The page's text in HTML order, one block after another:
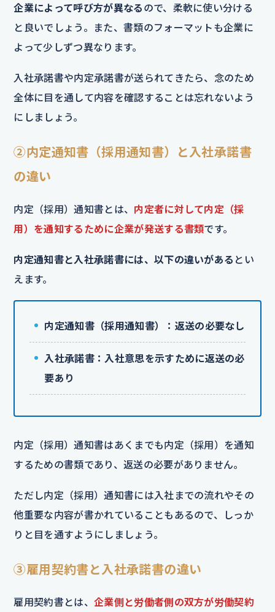
企業によって呼び方が異なる ので、柔軟に使い分ける
と良いでしょう。また、書類のフォーマットも企業に
よって少しずつ異なります。
入社承諾書や内定承諾書が送られてきたら、念のため
全体に目を通して内容を確認することは忘れないよう
にしましょう。
②内定通知書（採用通知書）と入社承諾書
の違い
内定（採用）通知書とは、 内定者に対して内定（採
用）を通知するために企業が発送する書類です。
内定通知書と入社承諾書には、以下の違いがある とい
えます。
内定通知書（採用通知書）：返送の必要なし
入社承諾書：入社意思を示すために返送の必
要あり
内定（採用）通知書はあくまでも内定（採用）を通知
するための書類であり、返送の必要がありません。
ただし内定（採用）通知書には入社までの流れやその
他重要な内容が書かれていることもあるので、しっか
りと目を通すようにしましょう。
③雇用契約書と入社承諾書の違い
雇用契約書とは、 企業側と労働者側の双方が労働契約